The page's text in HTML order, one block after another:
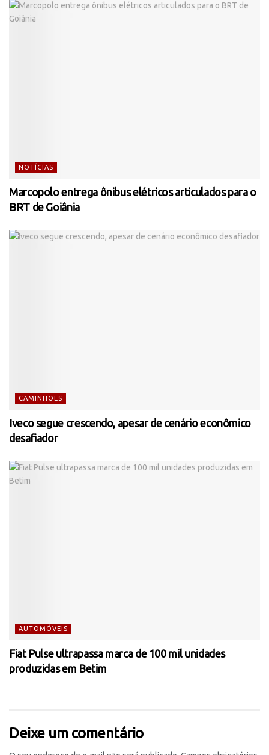
NOTÍCIAS
Marcopolo entrega ônibus elétricos articulados para o
BRT de Goiânia
CAMINHÕES
Iveco segue crescendo, apesar de cenário econômico
desafiador
AUTOMÓVEIS
Fiat Pulse ultrapassa marca de 100 mil unidades
produzidas em Betim
Deixe um comentário